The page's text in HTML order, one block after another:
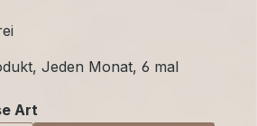
Jeden Monat, 6 mal
Art